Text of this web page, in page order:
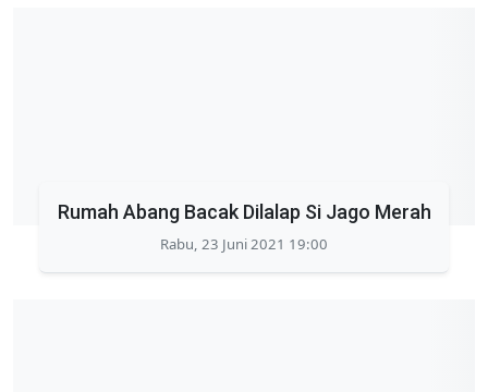
Rumah Abang Bacak Dilalap Si Jago Merah
Rabu, 23 Juni 2021 19:00